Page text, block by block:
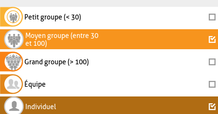
Petit groupe (< 30)
Moyen groupe (entre 30
et 100)
Grand groupe (> 100)
Équipe
Individuel